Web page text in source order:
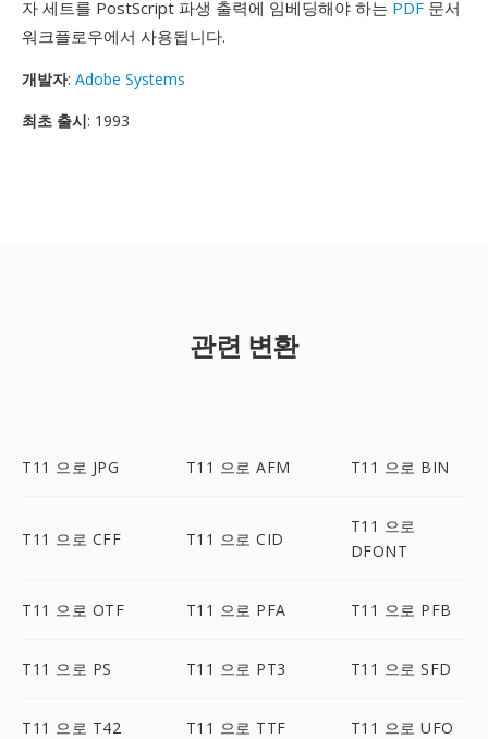
자 세트를 PostScript 파생 출력에 임베딩해야 하는 PDF 문서
워크플로우에서 사용됩니다.
개발자: Adobe Systems
최초 출시: 1993
관련 변환
T11 으로 JPG T11 으로 AFM T11 으로 BIN
T11 으로 CFF T11 으로 CID
T11 으로
DFONT
T11 으로 OTF T11 으로 PFA T11 으로 PFB
T11 으로 PS T11 으로 PT3 T11 으로 SFD
T11 으로 T42 T11 으로 TTF T11 으로 UFO